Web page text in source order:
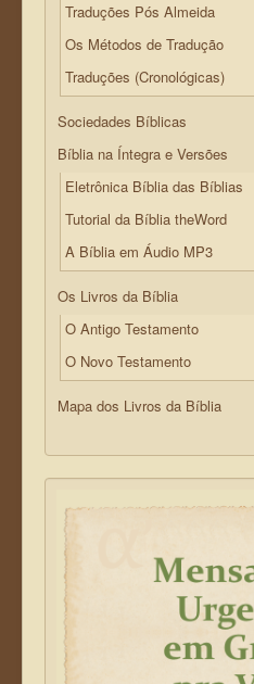
Traduções Pós Almeida
Os Métodos de Tradução
Traduções (Cronológicas)
Sociedades Bíblicas
Bíblia na Íntegra e Versões
Eletrônica Bíblia das Bíblias
Tutorial da Bíblia theWord
A Bíblia em Áudio MP3
Os Livros da Bíblia
O Antigo Testamento
O Novo Testamento
Mapa dos Livros da Bíblia